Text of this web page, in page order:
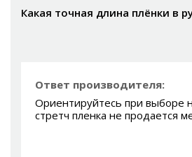
Какая точная длина плёнки в
Ответ производителя:
Ориентируйтесь при выборе
стретч пленка не продается